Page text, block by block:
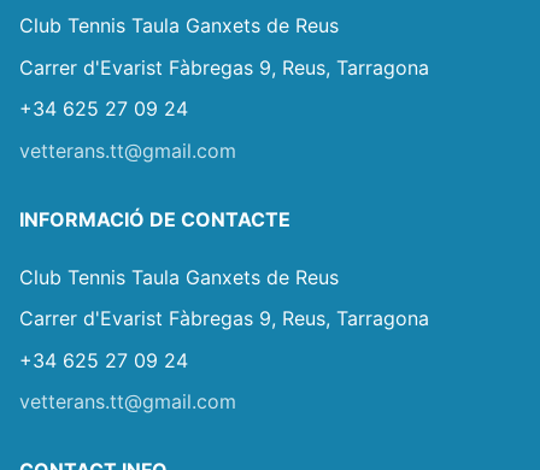
Club Tennis Taula Ganxets de Reus
Carrer d'Evarist Fàbregas 9, Reus, Tarragona
+34 625 27 09 24
vetterans.tt@gmail.com
INFORMACIÓ DE CONTACTE
Club Tennis Taula Ganxets de Reus
Carrer d'Evarist Fàbregas 9, Reus, Tarragona
+34 625 27 09 24
vetterans.tt@gmail.com